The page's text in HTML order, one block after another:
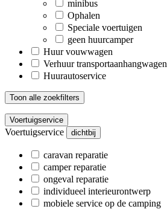
minibus
Ophalen
Speciale voertuigen
geen huurcamper
Huur vouwwagen
Verhuur transportaanhangwagen
Huurautoservice
Toon alle zoekfilters
Voertuigservice
Voertuigservice dichtbij
caravan reparatie
camper reparatie
ongeval reparatie
individueel interieurontwerp
mobiele service op de camping